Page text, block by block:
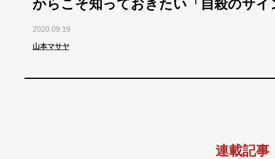
からこそ知っておきたい「自殺のサイ
2020.09.19
山本マサヤ
連載記事